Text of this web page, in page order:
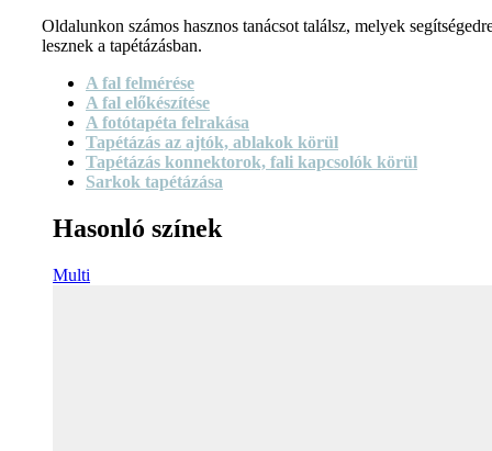
Oldalunkon számos hasznos tanácsot találsz, melyek
lesznek a tapétázásban.
A fal felmérése
A fal előkészítése
A fotótapéta felrakása
Tapétázás az ajtók, ablakok körül
Tapétázás konnektorok, fali kapcsolók körül
Sarkok tapétázása
Hasonló színek
Multi